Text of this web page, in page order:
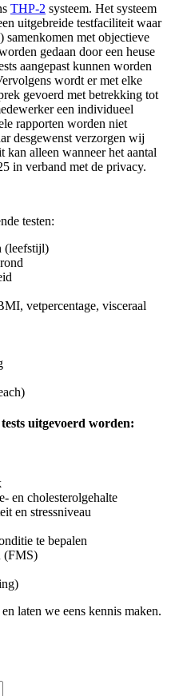
THP-2 systeem. Het systeem
uitgebreide testfaciliteit waar
samenkomen met objectieve
gedaan door een heuse
aangepast kunnen worden
wordt er met elke
gevoerd met betrekking tot
een individueel
rapporten worden niet
desgewenst verzorgen wij
alleen wanneer het aantal
in verband met de privacy.
testen:
(leefstijl)
vetpercentage, visceraal
uitgevoerd worden:
en cholesterolgehalte
en stressniveau
te bepalen
(FMS)
laten we eens kennis maken.